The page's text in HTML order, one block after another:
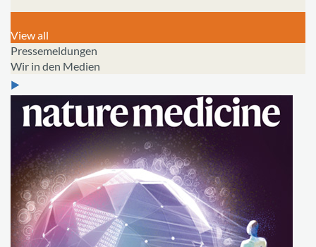
View all
Pressemeldungen
Wir in den Medien